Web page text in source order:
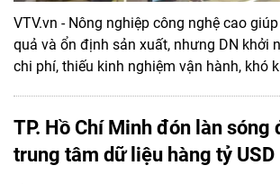
VTV.vn - Nông nghiệp công nghệ cao
quả và ổn định sản xuất, nhưng DN khởi
chi phí, thiếu kinh nghiệm vận hành, khó
TP. Hồ Chí Minh đón làn sóng
trung tâm dữ liệu hàng tỷ USD